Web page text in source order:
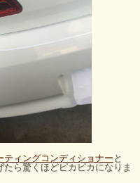
ティングコンディショナーと
たら驚くほどピカピカになりま